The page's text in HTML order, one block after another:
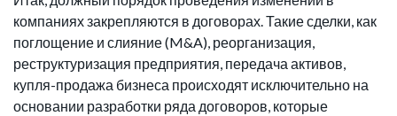
компаниях закрепляются в договорах. Такие сделки, как
поглощение и слияние (M&A), реорганизация,
реструктуризация предприятия, передача активов,
купля-продажа бизнеса происходят исключительно на
основании разработки ряда договоров, которые